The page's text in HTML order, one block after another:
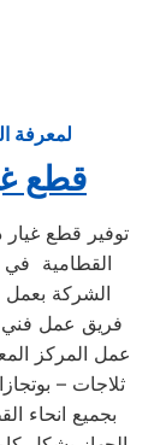
لمعرفة
قطع
توفير قطع غيار
القطامية في
الشركة بعمل
فريق عمل فني
عمل المركز
ثلاجات –
بجميع انحاء